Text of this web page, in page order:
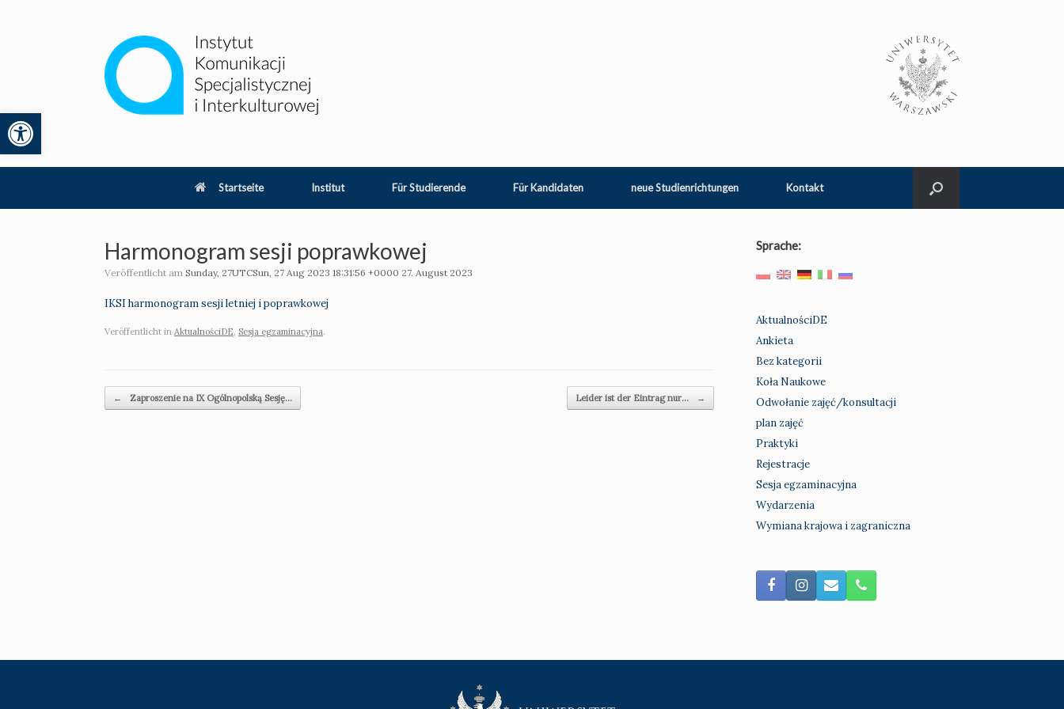
Werkzeugleiste öffnen
Startseite Institut Für Studierende Für Kandidaten neue Studienrichtungen Kontakt
Harmonogram sesji poprawkowej
Veröffentlicht am Sunday, 27UTCSun, 27 Aug 2023 18:31:56 +0000 27. August 2023
IKSI harmonogram sesji letniej i poprawkowej
Veröffentlicht in AktualnościDE Sesja egzaminacyjna.
Beitragsnavigation
← Zaproszenie na IX Ogólnopolską Sesję… Leider ist der Eintrag nur… →
Sprache:
AktualnościDE
Ankieta
Bez kategorii
Koła Naukowe
Odwołanie zajęć/konsultacji
plan zajęć
Praktyki
Rejestracje
Sesja egzaminacyjna
Wydarzenia
Wymiana krajowa i zagraniczna